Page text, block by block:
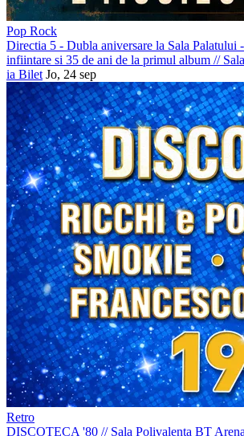
Pop Rock
Directia 5 - Dubla aniversare la Sala Palatului
infiintare si 35 de ani de la primul album //
ia Bilet Jo, 24 sep
Retro
DISCOTECA '80 //Sala Polivalenta BT